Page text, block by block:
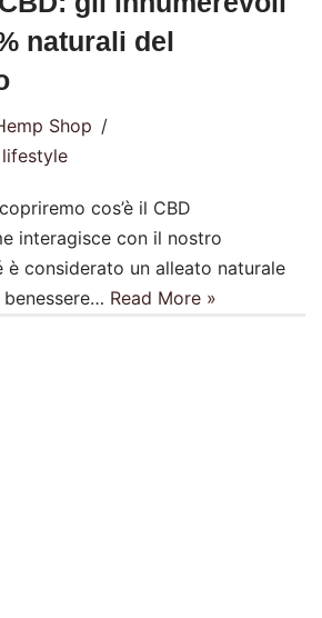
naturali del
Shop
lifestyle
cos’è il CBD
interagisce con il nostro
è considerato un alleato naturale
Read More »